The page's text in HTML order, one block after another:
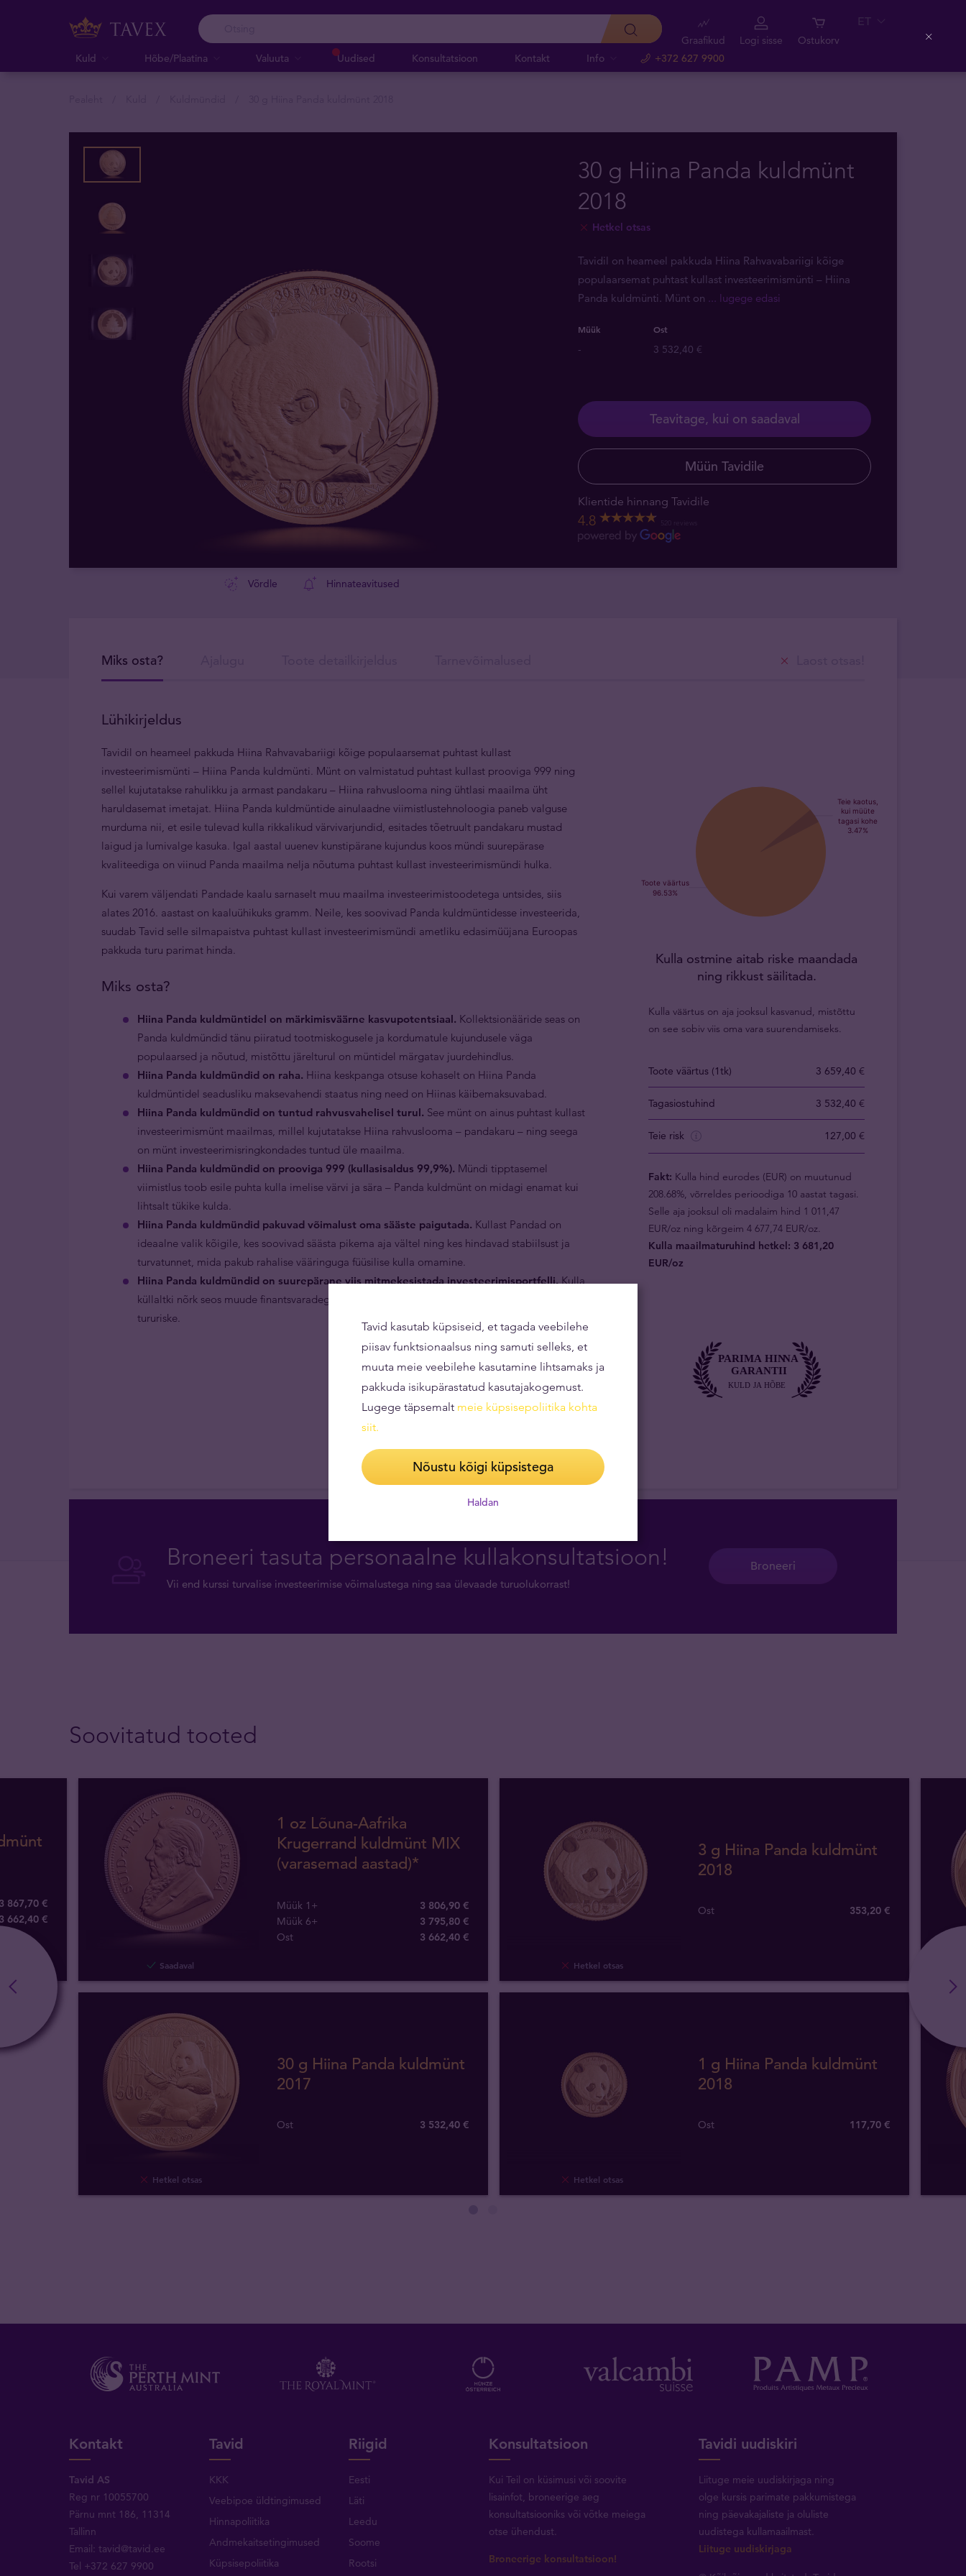
Kuld Hõbe/Plaatina Valuuta Uudised Konsultatsioon Kontakt Info +372 627 9900
Graafikud Logi sisse Ostukorv
ET
30 g Hiina Panda kuldmünt
2018
Hetkel otsas
Tavidil on heameel pakkuda Hiina Rahvavabariigi kõige
populaarsemat puhtast kullast investeerimismünti – Hiina
Panda kuldmünti. Münt on ... lugege edasi
Müük Ost
- 3 532,40 €
Teavitage, kui on saadaval
Müün Tavidile
Klientide hinnang Tavidile
4.8
Võrdle Hinnateavitused
Miks osta?
Lühikirjeldus
Tavidil on heameel pakkuda Hiina Rahvavabariigi kõige populaarsemat puhtast kullast
investeerimismünti – Hiina Panda kuldmünti. Münt on valmistatud puhtast kullast prooviga 999 ning
sellel kujutatakse rahulikku ja armast pandakaru – Hiina rahvuslooma ning ühtlasi maailma üht
haruldasemat imetajat. Hiina Panda kuldmüntide ainulaadne viimistlustehnoloogia paneb valguse
murduma nii, et esile tulevad kulla rikkalikud värvivarjundid, esitades tõetruult pandakaru mustad
laigud ja lumivalge kasuka. Igal aastal uuenev kunstipärane kujundus koos mündi suurepärase
kvaliteediga on viinud Panda maailma nelja nõutuma puhtast kullast investeerimismündi hulka.
Kui varem väljendati Pandade kaalu sarnaselt muu maailma investeerimistoodetega untsides, siis
alates 2016. aastast on kaaluühikuks gramm. Neile, kes soovivad Panda kuldmüntidesse investeerida,
suudab Tavid selle silmapaistva puhtast kullast investeerimismündi ametliku edasimüüjana Euroopas
pakkuda turu parimat hinda.
Miks osta?
Hiina Panda kuldmüntidel on märkimisväärne kasvupotentsiaal. Kollektsionääride seas on
Panda kuldmündid tänu piiratud tootmiskogusele ja kordumatule kujundusele väga
populaarsed ja nõutud, mistõttu järelturul on müntidel märgatav juurdehindlus.
Hiina Panda kuldmündid on raha. Hiina keskpanga otsuse kohaselt on Hiina Panda
kuldmüntidel seadusliku maksevahendi staatus ning need on Hiinas käibemaksuvabad.
Hiina Panda kuldmündid on tuntud rahvusvahelisel turul. See münt on ainus puhtast kullast
investeerimismünt maailmas, millel kujutatakse Hiina rahvuslooma – pandakaru – ning seega
on münt investeerimisringkondades tuntud üle maailma.
Hiina Panda kuldmündid on prooviga 999 (kullasisaldus 99,9%). Mündi tipptasemel
viimistlus toob esile puhta kulla imelise värvi ja sära – Panda kuldmünt on midagi enamat kui
lihtsalt tükike kulda.
Hiina Panda kuldmündid pakuvad võimalust oma sääste paigutada. Kullast Pandad on
ideaalne valik kõigile, kes soovivad säästa pikema aja vältel ning kes hindavad stabiilsust ja
turvatunnet, mida pakub rahalise vääringuga füüsilise kulla omamine.
Hiina Panda kuldmündid on suurepärane viis mitmekesistada investeerimisportfelli.Kulla
küllaltki nõrk seos muude finantsvaradega aitab Panda kuldmüntidesse investeerides hajutada
tururiske.
Kulla ostmine aitab riske maandada
ning rikkust säilitada.
Kulla väärtus on aja jooksul kasvanud, mistõttu
on see sobiv viis oma vara suurendamiseks.
Toote väärtus (1tk) 3 659,40 €
Tagasiostuhind 3 532,40 €
Teie risk 127,00 €
Fakt: Kulla hind eurodes (EUR) on muutunud
208.68%, võrreldes perioodiga 10 aastat tagasi.
Selle aja jooksul oli madalaim hind 1 011,47
EUR/oz ning kõrgeim 4 677,74 EUR/oz.
Kulla maailmaturuhind hetkel: 3 681,20
EUR/oz
Broneeri tasuta personaalne kullakonsultatsioon!
Vii end kurssi turvalise investeerimise võimalustega ning saa ülevaade turuolukorrast!
Broneeri
Soovitatud tooted
867,70 €
662,40 €
Saadaval
1 oz Lõuna-Aafrika
Krugerrand kuldmünt MIX
(varasemad aastad)*
Müük 1+
3 806,90 €
Müük 6+
3 795,80 €
Ost
3 662,40 €
Hetkel otsas
3 g Hiina Panda kuldmünt
2018
Ost 353,20 €
Hetkel otsas
30 g Hiina Panda kuldmünt
2017
Ost 3 532,40 €
Hetkel otsas
1 g Hiina Panda kuldmünt
2018
Ost 117,70 €
Kontakt
Tavid AS
Reg nr 10055700
Pärnu mnt 186, 11314
Tallinn
Email:tavid@tavid.ee
Tel +372 627 9900
Tavid
KKK
Veebipoe üldtingimused
Hinnapoliitika
Andmekaitsetingimused
Küpsisepoliitika
Riigid
Eesti
Läti
Leedu
Soome
Rootsi
Konsultatsioon
Kui Teil on küsimusi või soovite
lisainfot, broneerige aeg
konsultatsiooniks või võtke meiega
otse ühendust.
Broneerige konsultatsioon!
Tavidi uudiskiri
Liituge meie uudiskirjaga ning
olge kursis parimate pakkumistega
ning päevakajaliste ja oluliste
uudistega kullamaailmast.
Liituge uudiskirjaga
Tavid kasutab küpsiseid, et tagada veebilehe
piisav funktsionaalsus ning samuti selleks, et
muuta meie veebilehe kasutamine lihtsamaks ja
pakkuda isikupärastatud kasutajakogemust.
Lugege täpsemalt meie küpsisepoliitika kohta
siit.
Nõustu kõigi küpsistega
Haldan
Close